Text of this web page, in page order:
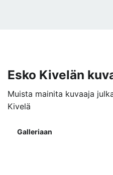
Esko Kivelän
Muista mainita kuvaaja
Kivelä
Galleriaan